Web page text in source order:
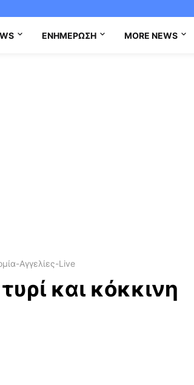
ΕΝΗΜΈΡΩΣΗ MORE NEWS
Αγγελίες-Live
και κόκκινη